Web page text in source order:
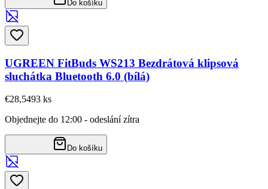
Do košíku
UGREEN FitBuds WS213 Bezdrátová klipsová
sluchátka Bluetooth 6.0 (bílá)
€28,5493 ks
Objednejte do 12:00 - odeslání zítra
Do košíku